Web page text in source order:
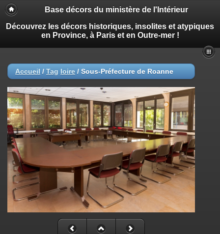
Base décors du ministère de l'Intérieur
Découvrez les décors historiques, insolites et atypiques
en Province, à Paris et en Outre-mer !
Accueil / Tag loire / Sous-Préfecture de Roanne